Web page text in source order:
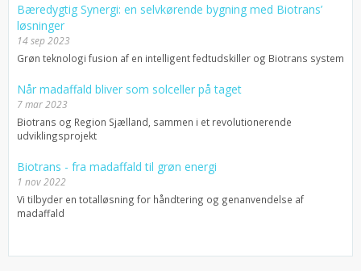
Bæredygtig Synergi: en selvkørende bygning med Biotrans’
løsninger
14 sep 2023
Grøn teknologi fusion af en intelligent fedtudskiller og Biotrans system
Når madaffald bliver som solceller på taget
7 mar 2023
Biotrans og Region Sjælland, sammen i et revolutionerende
udviklingsprojekt
Biotrans - fra madaffald til grøn energi
1 nov 2022
Vi tilbyder en totalløsning for håndtering og genanvendelse af
madaffald